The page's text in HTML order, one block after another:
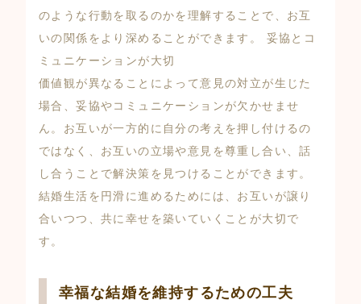
のような行動を取るのかを理解することで、お互
いの関係をより深めることができます。 妥協とコ
ミュニケーションが大切
価値観が異なることによって意見の対立が生じた
場合、妥協やコミュニケーションが欠かせませ
ん。お互いが一方的に自分の考えを押し付けるの
ではなく、お互いの立場や意見を尊重し合い、話
し合うことで解決策を見つけることができます。
結婚生活を円滑に進めるためには、お互いが譲り
合いつつ、共に幸せを築いていくことが大切で
す。
幸福な結婚を維持するための工夫